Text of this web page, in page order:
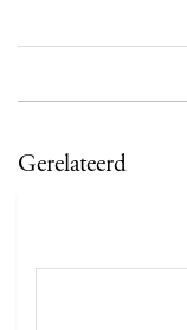
Gerelateerd